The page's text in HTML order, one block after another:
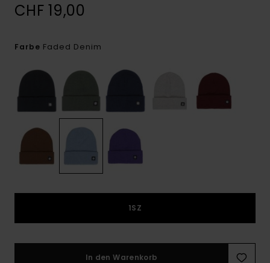
CHF 19,00
Farbe Faded Denim
1SZ
In den Warenkorb